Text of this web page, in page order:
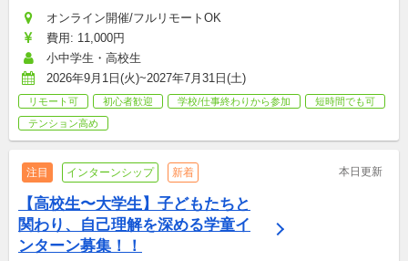
オンライン開催/フルリモートOK
費用: 11,000円
小中学生・高校生
2026年9月1日(火)~2027年7月31日(土)
リモート可 初心者歓迎 学校/仕事終わりから参加
短時間でも可
テンション高め
注目 インターンシップ 新着 本日更新
【高校生〜大学生】子どもたちと
関わり、自己理解を深める学童イ
ンターン募集！！